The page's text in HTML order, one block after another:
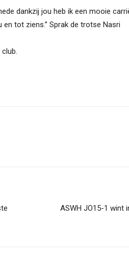
dankzij jou heb ik een mooie
tot ziens.” Sprak de trotse Nasri
ASWH JO15-1 wint